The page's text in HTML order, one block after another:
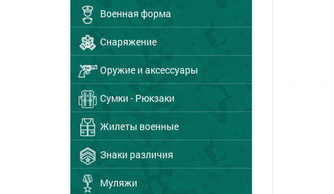
Военная форма
Снаряжение
Оружие и аксессуары
Сумки - Рюкзаки
Жилеты военные
Знаки различия
Муляжи